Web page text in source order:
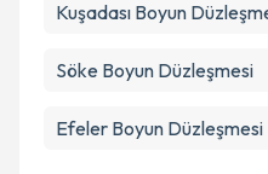
Metni'ni okudum ve
Kuşadası Boyun
Söke Boyun Düzleşmesi
Efeler Boyun Düzleşmesi